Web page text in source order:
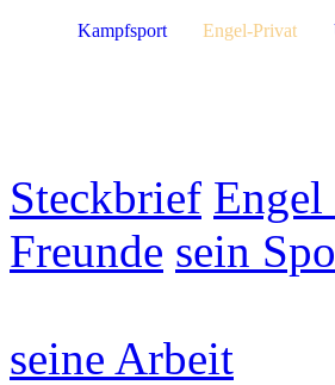
Steckbrief
Freunde sein
seine Arbeit
Kampfsport Engel-Privat